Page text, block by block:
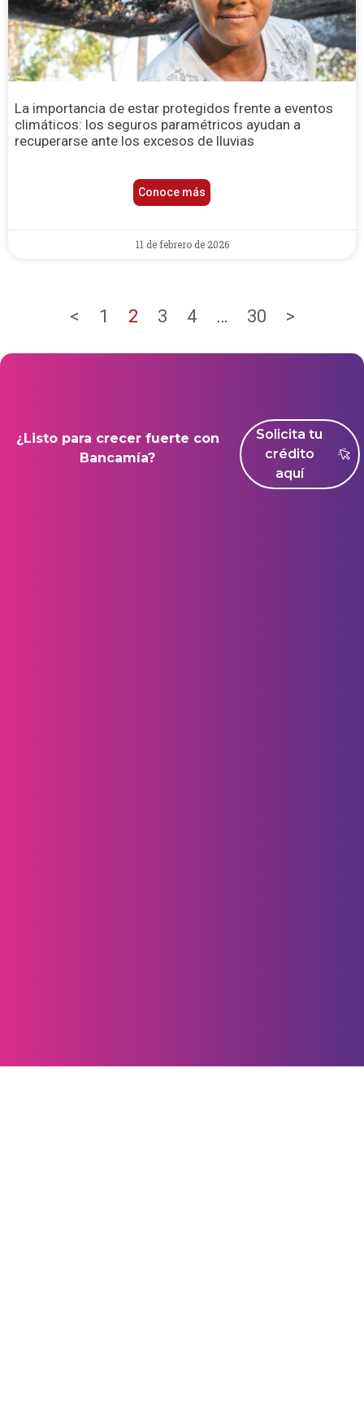
¿Listo para crecer fuerte con
Bancamía?
Solicita tu
crédito
aquí
La importancia de estar protegidos frente a eventos
climáticos: los seguros paramétricos ayudan a
recuperarse ante los excesos de lluvias
Conoce más
11 de febrero de 2026
< 1 2 3 4 … 30 >